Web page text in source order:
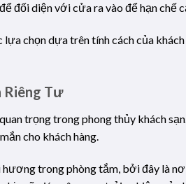
đối diện với cửa ra vào để hạn chế
chọn dựa trên tính cách của
Riêng Tư
trọng trong phong thủy khách
cho khách hàng.
hương trong phòng tắm, bởi đây là